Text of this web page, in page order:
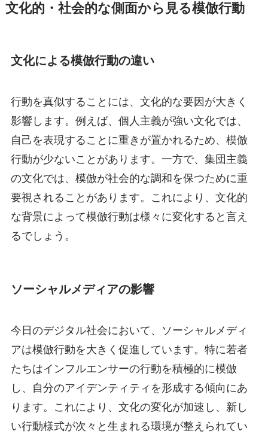
文化的・社会的な側面から見る模倣行動
文化による模倣行動の違い
行動を真似することには、文化的な要因が大きく
影響します。例えば、個人主義が強い文化では、
自己を表現することに重きが置かれるため、模倣
行動が少ないことがあります。一方で、集団主義
の文化では、模倣が社会的な調和を保つために重
要視されることがあります。これにより、文化的
な背景によって模倣行動は様々に変化すると言え
るでしょう。
ソーシャルメディアの影響
今日のデジタル社会において、ソーシャルメディ
アは模倣行動を大きく促進しています。特に若者
たちはインフルエンサーの行動を積極的に模倣
し、自分のアイデンティティを形成する傾向にあ
ります。これにより、文化の変化が加速し、新し
い行動様式が次々と生まれる環境が整えられてい